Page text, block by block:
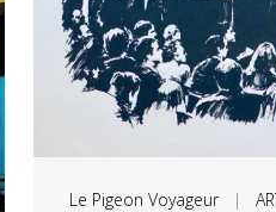
Le Pigeon Voyageur|